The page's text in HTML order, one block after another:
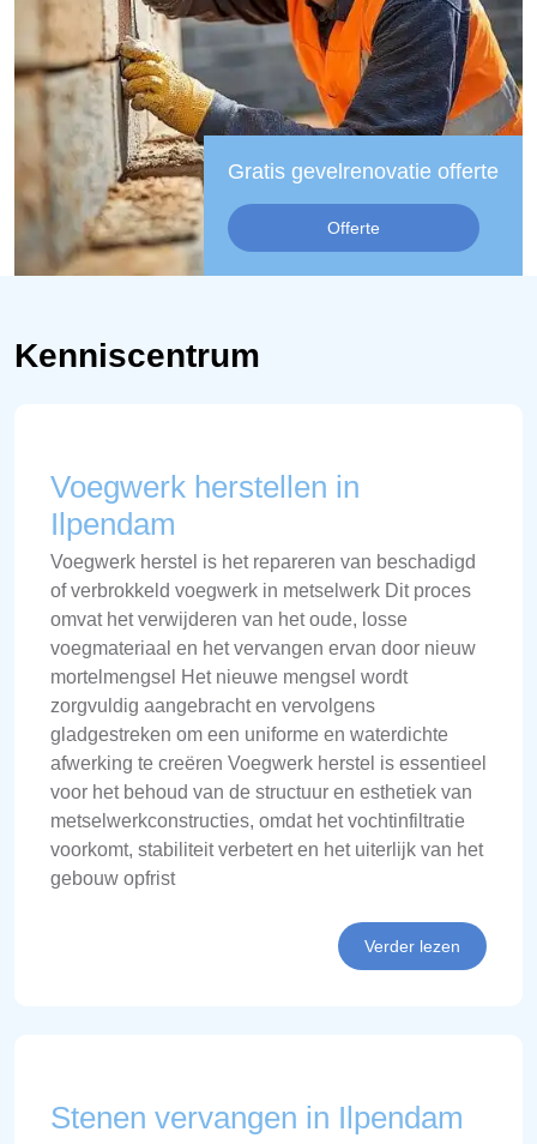
Gratis gevelrenovatie offerte
Offerte
Kenniscentrum
Voegwerk herstellen in
Ilpendam
Voegwerk herstel is het repareren van beschadigd
of verbrokkeld voegwerk in metselwerk Dit proces
omvat het verwijderen van het oude, losse
voegmateriaal en het vervangen ervan door nieuw
mortelmengsel Het nieuwe mengsel wordt
zorgvuldig aangebracht en vervolgens
gladgestreken om een uniforme en waterdichte
afwerking te creëren Voegwerk herstel is essentieel
voor het behoud van de structuur en esthetiek van
metselwerkconstructies, omdat het vochtinfiltratie
voorkomt, stabiliteit verbetert en het uiterlijk van het
gebouw opfrist
Verder lezen
Stenen vervangen in Ilpendam